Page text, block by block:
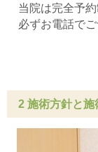
当院は完全予
必ずお電話で
2 施術方針と施